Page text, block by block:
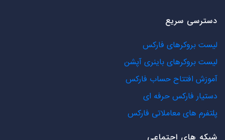
دسترسی سریع
لیست بروکرهای فارکس
لیست بروکرهای باینری آپشن
آموزش افتتاح حساب فارکس
دستیار فارکس حرفه ای
پلتفرم های معاملاتی فارکس